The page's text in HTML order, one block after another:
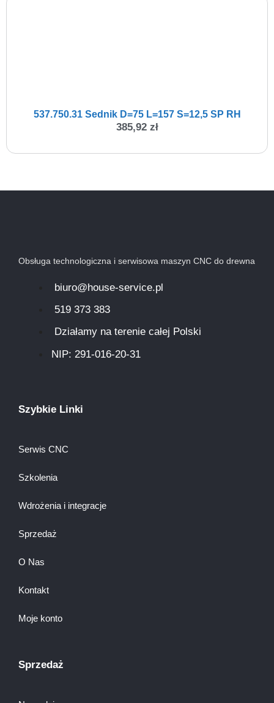
537.750.31 Sednik D=75 L=157 S=12,5 SP RH
385,92 zł
Obsługa technologiczna i serwisowa maszyn CNC do drewna
biuro@house-service.pl
519 373 383
Działamy na terenie całej Polski
NIP: 291-016-20-31​
Szybkie Linki
Serwis CNC
Szkolenia
Wdrożenia i integracje
Sprzedaż
O Nas
Kontakt
Moje konto
Sprzedaż